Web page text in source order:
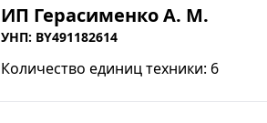
ИП Герасименко А. М.
УНП: BY491182614
Количество единиц техники: 6